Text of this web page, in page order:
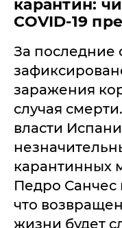
карантин:
COVID-19
За последние
заражения
случая
власти
карантинных
Педро Санчес
что
жизни будет